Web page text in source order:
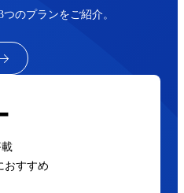
のプランをご紹介。
おすすめ